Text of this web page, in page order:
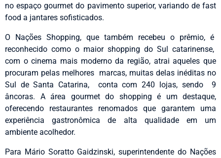
no espaço gourmet do pavimento superior, variando de fast
food a jantares sofisticados.
O Nações Shopping, que também recebeu o prêmio, é
reconhecido como o maior shopping do Sul catarinense,
com o cinema mais moderno da região, atrai aqueles que
procuram pelas melhores marcas, muitas delas inéditas no
Sul de Santa Catarina, conta com 240 lojas, sendo 9
âncoras. A área gourmet do shopping é um destaque,
oferecendo restaurantes renomados que garantem uma
experiência gastronômica de alta qualidade em um
ambiente acolhedor.
Para Mário Soratto Gaidzinski, superintendente do Nações